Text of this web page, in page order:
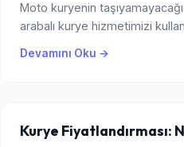
Moto kuryenin
arabalı kurye hizmetimizi
Devamını Oku →
Kurye Fiyatlandırması: